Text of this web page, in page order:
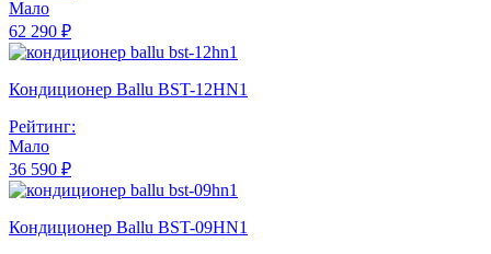
Мало
62 290 ₽
Кондиционер Ballu BST-12HN1
Рейтинг:
Мало
36 590 ₽
Кондиционер Ballu BST-09HN1